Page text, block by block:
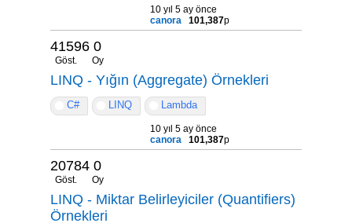
10 yıl 5 ay önce
canora
101,387p
41596
Göst.
0
Oy
LINQ - Yığın (Aggregate) Örnekleri
C# LINQ Lambda
10 yıl 5 ay önce
canora
101,387p
20784
Göst.
0
Oy
LINQ - Miktar Belirleyiciler (Quantifiers)
Örnekleri